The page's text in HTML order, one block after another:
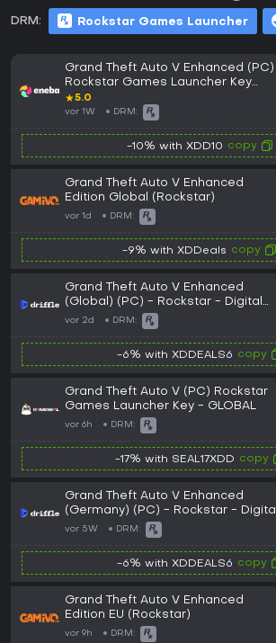
DRM: Rockstar Games Launcher
Grand Theft Auto V Enhanced (PC)
Rockstar Games Launcher Key
GERMANY
★5.0
vor 1W DRM:
-10% with XDD10 copy
Grand Theft Auto V Enhanced
Edition Global (Rockstar)
vor 1d DRM:
-9% with XDDeals copy
Grand Theft Auto V Enhanced
(Global) (PC) - Rockstar - Digital
Key
vor 2d DRM:
-6% with XDDEALS6 copy
Grand Theft Auto V (PC) Rockstar
Games Launcher Key - GLOBAL
vor 6h DRM:
-17% with SEAL17XDD copy
Grand Theft Auto V Enhanced
(Germany) (PC) - Rockstar - Digital
Key
vor 5W DRM:
-6% with XDDEALS6 copy
Grand Theft Auto V Enhanced
Edition EU (Rockstar)
vor 9h DRM: